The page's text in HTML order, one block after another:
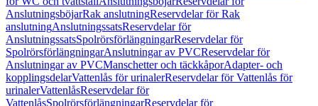
AnslutningsböjarRak anslutningReservdelar för Rak
anslutningAnslutningssatsReservdelar för
AnslutningssatsSpolrörsförlängningarReservdelar för
SpolrörsförlängningarAnslutningar av PVCReservdelar för
Anslutningar av PVCManschetter och täckkåporAdapter- och
kopplingsdelarVattenlås för urinalerReservdelar för Vattenlås för
urinalerVattenlåsReservdelar för
VattenlåsSpolrörsförlängningarReservdelar för